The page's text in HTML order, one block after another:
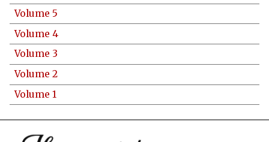
Volume 5
Volume 4
Volume 3
Volume 2
Volume 1